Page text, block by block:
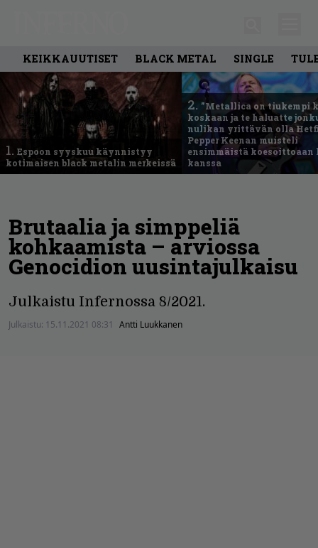
KEIKKAUUTISET BLACK METAL SINGLE
1. Espoon syyskuu käynnistyy
kotimaisen black metalin merkeissä
2. ”Metallica on tiukempi
koskaan ja te haluatte
nulikan yrittävän olla
Pepper Keenan muisteli
ensimmäistä
kanssa
Brutaalia ja simppeliä
kohkaamista – arviossa
Genocidion uusintajulkaisu
Julkaistu Infernossa 8/2021.
Julkaistu: 15.11.2021 08:31 Antti Luukkanen